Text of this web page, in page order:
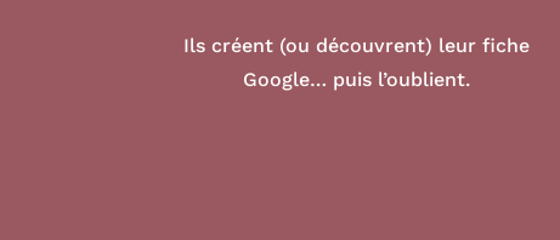
Ils créent (ou découvrent) leur fiche
Google… puis l’oublient.